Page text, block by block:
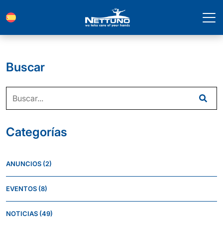
Buscar
Categorías
ANUNCIOS (2)
EVENTOS (8)
NOTICIAS (49)